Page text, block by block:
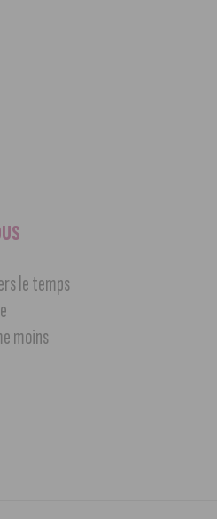
le temps
moins